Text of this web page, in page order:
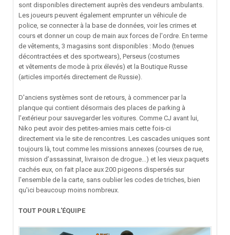
sont disponibles directement auprès des vendeurs ambulants.
Les joueurs peuvent également emprunter un véhicule de
police, se connecter à la base de données, voir les crimes et
cours et donner un coup de main aux forces de l'ordre. En terme
de vêtements, 3 magasins sont disponibles : Modo (tenues
décontractées et des sportwears), Perseus (costumes
et vêtements de mode à prix élevés) et la Boutique Russe
(articles importés directement de Russie).
D'anciens systèmes sont de retours, à commencer par la
planque qui contient désormais des places de parking à
l'extérieur pour sauvegarder les voitures. Comme CJ avant lui,
Niko peut avoir des petites-amies mais cette fois-ci
directement via le site de rencontres. Les cascades uniques sont
toujours là, tout comme les missions annexes (courses de rue,
mission d’assassinat, livraison de drogue...) et les vieux paquets
cachés eux, on fait place aux 200 pigeons dispersés sur
l'ensemble de la carte, sans oublier les codes de triches, bien
qu'ici beaucoup moins nombreux.
TOUT POUR L'ÉQUIPE